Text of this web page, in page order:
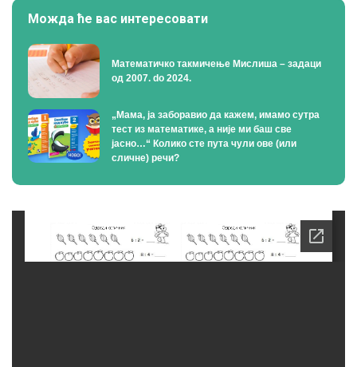
Можда ће вас интересовати
Математичко такмичење Мислиша – задаци
од 2007. do 2024.
„Мама, ја заборавио да кажем, имамо сутра
тест из математике, а није ми баш све
јасно…“ Колико сте пута чули ове (или
сличне) речи?